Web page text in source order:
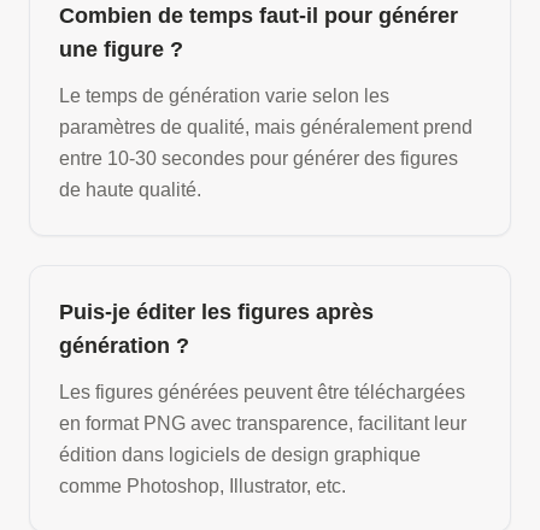
Combien de temps faut-il pour générer
une figure ?
Le temps de génération varie selon les
paramètres de qualité, mais généralement prend
entre 10-30 secondes pour générer des figures
de haute qualité.
Puis-je éditer les figures après
génération ?
Les figures générées peuvent être téléchargées
en format PNG avec transparence, facilitant leur
édition dans logiciels de design graphique
comme Photoshop, Illustrator, etc.